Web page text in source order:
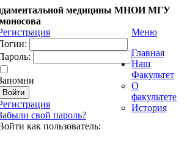
медицины МНОИ МГУ
свой пароль?
как пользователь:
Меню
Главная
Наш
Факультет
О
факультете
История